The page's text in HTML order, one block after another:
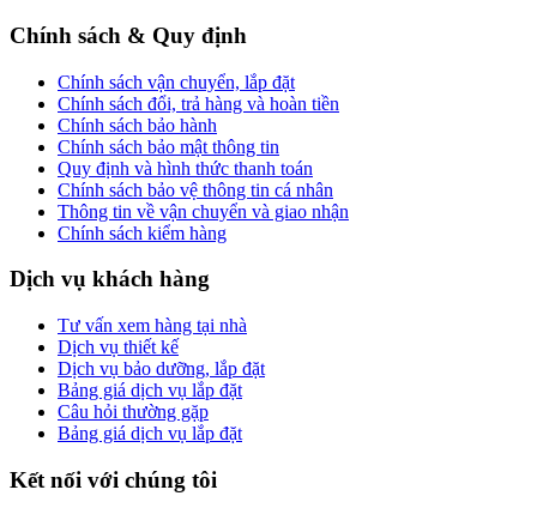
Chính sách & Quy định
Chính sách vận chuyển, lắp đặt
Chính sách đổi, trả hàng và hoàn tiền
Chính sách bảo hành
Chính sách bảo mật thông tin
Quy định và hình thức thanh toán
Chính sách bảo vệ thông tin cá nhân
Thông tin về vận chuyển và giao nhận
Chính sách kiểm hàng
Dịch vụ khách hàng
Tư vấn xem hàng tại nhà
Dịch vụ thiết kế
Dịch vụ bảo dưỡng, lắp đặt
Bảng giá dịch vụ lắp đặt
Câu hỏi thường gặp
Bảng giá dịch vụ lắp đặt
Kết nối với chúng tôi